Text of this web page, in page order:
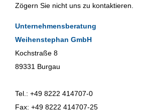
Zögern Sie nicht uns zu kontaktieren.
Unternehmensberatung
Weihenstephan GmbH
Kochstraße 8
89331 Burgau
Tel.: +49 8222 414707-0
Fax: +49 8222 414707-25